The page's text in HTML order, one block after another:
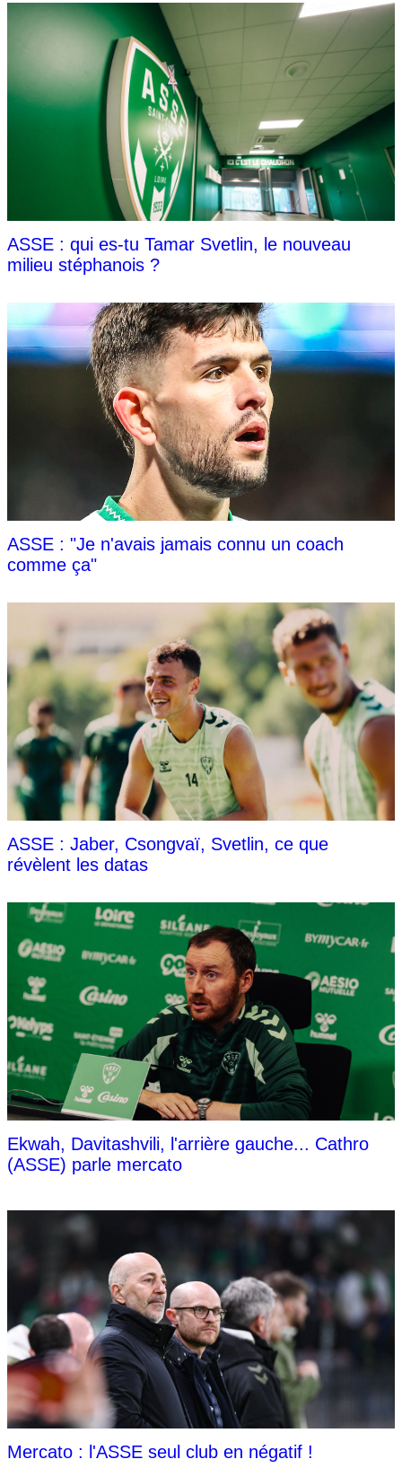
ASSE : qui es-tu Tamar Svetlin, le nouveau
milieu stéphanois ?
ASSE : "Je n'avais jamais connu un coach
comme ça"
ASSE : Jaber, Csongvaï, Svetlin, ce que
révèlent les datas
Ekwah, Davitashvili, l'arrière gauche... Cathro
(ASSE) parle mercato
Mercato : l'ASSE seul club en négatif !